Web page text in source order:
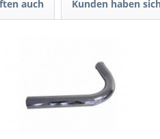
auch Kunden haben